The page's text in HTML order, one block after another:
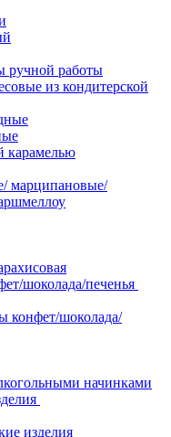
ручной работы
из кондитерской
карамелью
марципановые/
шоколада/печенья
конфет/шоколада/
начинками
изделия